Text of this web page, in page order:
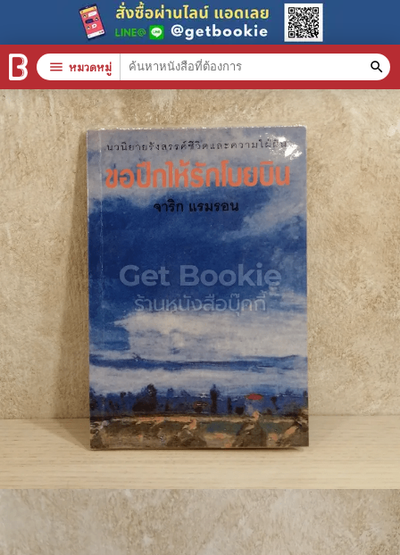
menu หมวดหมู่ search
หมวดหมู่สินค้า clear
หนังสือทั้งหมด
stars สินค้าใช้เฉพาะแต้มเท่านั้น
📚 หนังสือทั่วไป
🦄 วรรณกรรม นิยาย เรื่องสั้น
🎓 การศึกษา
😼 หนังสือการ์ตูน
🐲 หนังสือเด็ก
📕 นิตยสาร
🌎 International Books
🎲 Board Game
📅 สินค้าอื่นๆ